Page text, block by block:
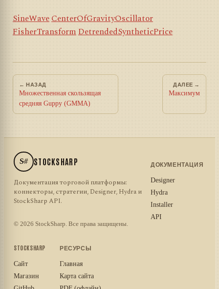
SineWaveCenterOfGravityOscillator
FisherTransformDetrendedSyntheticPrice
← НАЗАД
Множественная скользящая
средняя Guppy (GMMA)
ДАЛЕЕ →
Максимум
S# STOCKSHARP
Документация торговой платформы:
коннекторы, стратегии, Designer, Hydra и
StockSharp API.
© 2026 StockSharp. Все права защищены.
ДОКУМЕНТАЦИЯ
Designer
Hydra
Installer
API
STOCKSHARP
Сайт
Магазин
РЕСУРСЫ
Главная
Карта сайта